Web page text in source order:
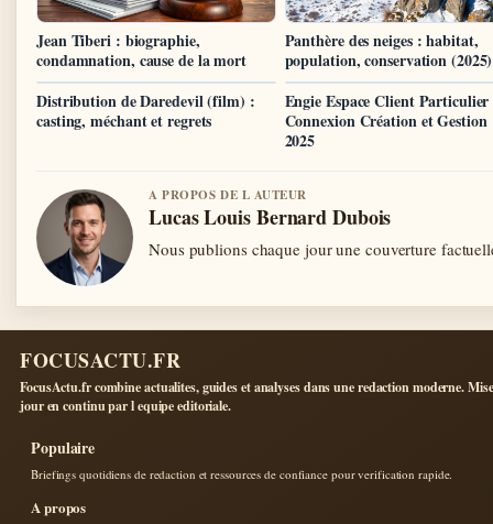
Jean Tiberi : biographie,
condamnation, cause de la mort
Panthère des neiges : habitat,
population, conservation (2025)
Distribution de Daredevil (film) :
casting, méchant et regrets
Engie Espace Client Particulier
Connexion Création et Gestion
2025
A PROPOS DE L AUTEUR
Lucas Louis Bernard Dubois
Nous publions chaque jour une couverture
FOCUSACTU.FR
FocusActu.fr combine actualites, guides et analyses dans une redaction moderne.
jour en continu par l equipe editoriale.
Populaire
Briefings quotidiens de redaction et ressources de confiance pour verification rapide.
A propos